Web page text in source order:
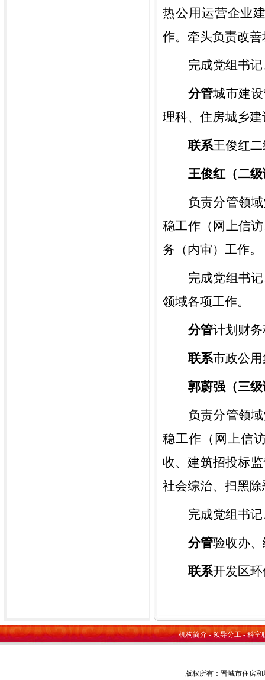
热公用运营企业
作。牵头负责改
完成党组书记
分管城市建
理科、住房城乡
联系王俊红
王俊红（二
负责分管领
稳工作（网上信
务（内审）工作。
完成党组书记
领域各项工作。
分管计划财
联系市政公
郭蔚强（三
负责分管领
稳工作（网上信
收、建筑招投标
社会综治、扫黑
完成党组书
分管验收办
联系开发区
机构简介-领导分工-科室
版权所有：晋城市住房